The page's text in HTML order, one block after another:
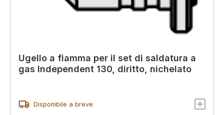
Ugello a fiamma per il set di saldatura a
gas Independent 130, diritto, nichelato
Disponibile a breve